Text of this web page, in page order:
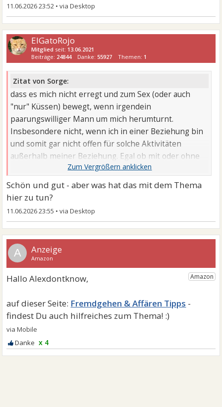
11.06.2026 23:52 •
ElGatoRojo
Mitglied seit: 13.06.2021
Beiträge: 24844 Danke: 55927 Themen: 1
Zitat von Sorge:
dass es mich nicht erregt und zum Sex (oder auch
"nur" Küssen) bewegt, wenn irgendein
paarungswilliger Mann um mich herumturnt.
Insbesondere nicht, wenn ich in einer Beziehung bin
und somit gar nicht offen für solche Aktivitäten
außerhalb meiner Beziehung. Egal ob mit oder ohne
Alk.. Oder ob der Mann ein Kond. dabei hat.
Schön und gut - aber was hat das mit dem Thema
hier zu tun?
11.06.2026 23:55 •
A
Fremdgehen & Affären Tipps
x 4